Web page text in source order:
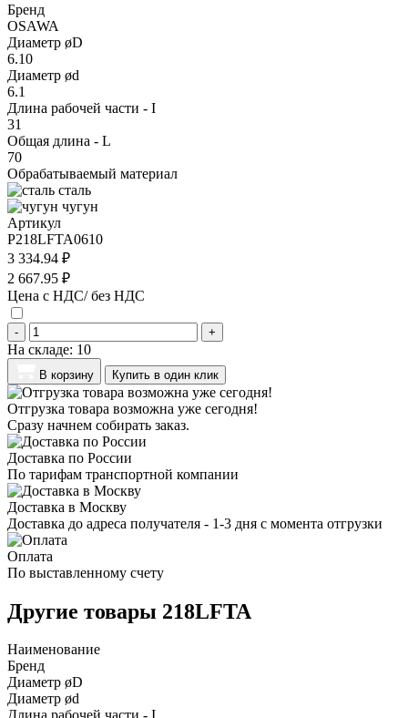
Бренд
OSAWA
Диаметр øD
6.10
Диаметр ød
6.1
Длина рабочей части - I
31
Общая длина - L
70
Обрабатываемый материал
сталь
чугун
Артикул
P218LFTA0610
3 334.94 ₽
2 667.95 ₽
Цена с НДС/ без НДС
- +
На складе: 10
В корзину Купить в один клик
Отгрузка товара возможна уже сегодня!
Сразу начнем собирать заказ.
Доставка по России
По тарифам транспортной компании
Доставка в Москву
Доставка до адреса получателя - 1-3 дня с момента отгрузки
Оплата
По выставленному счету
Другие товары 218LFTA
Наименование
Бренд
Диаметр øD
Диаметр ød